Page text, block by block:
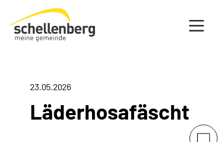
Gemeinde Schellenberg Startseite
23.05.2026
Läderhosafäscht